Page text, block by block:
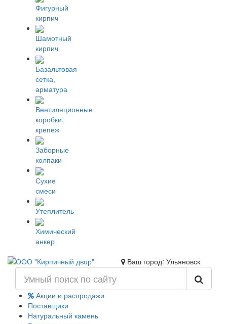
Фигурный
кирпич
Шамотный
кирпич
Базальтовая
сетка,
арматура
Вентиляционные
коробки,
крепеж
Заборные
колпаки
Сухие
смеси
Утеплитель
Химический
анкер
Ваш город: Ульяновск
Акции и распродажи
Поставщики
Натуральный камень